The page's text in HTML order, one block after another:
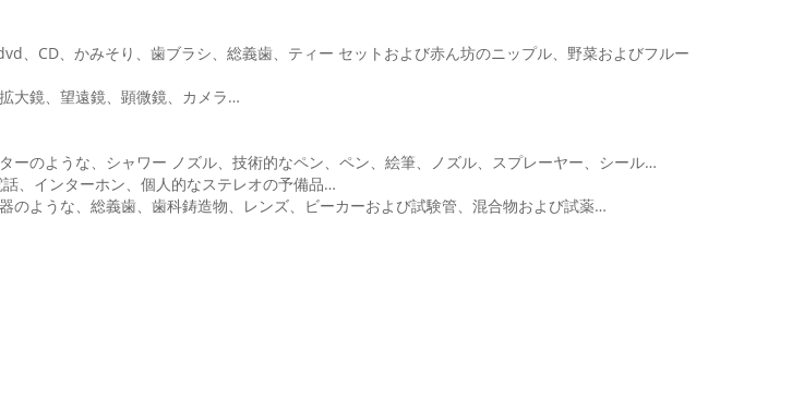
CD、かみそり、歯ブラシ、総義歯、ティー セットおよび赤ん坊のニップル、野菜およびフルー
大鏡、望遠鏡、顕微鏡、カメラ…
のような、シャワー ノズル、技術的なペン、ペン、絵筆、ノズル、スプレーヤー、シール…
、インターホン、個人的なステレオの予備品…
ような、総義歯、歯科鋳造物、レンズ、ビーカーおよび試験管、混合物および試薬…